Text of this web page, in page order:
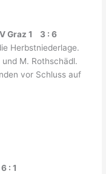
Graz 1 3 : 6
Herbstniederlage.
M. Rothschädl.
vor Schluss auf
: 1